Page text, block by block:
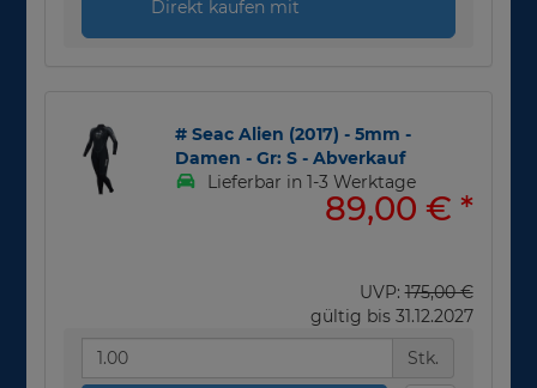
Direkt kaufen mit
# Seac Alien (2017) - 5mm -
Damen - Gr: S - Abverkauf
Lieferbar in 1-3 Werktage
89,00 € *
UVP:175,00 €
gültig bis 31.12.2027
Stk.